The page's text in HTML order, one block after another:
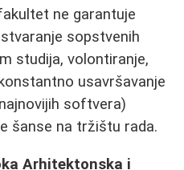
ne garantuje
sopstvenih
studija, volontiranje,
usavršavanje
softvera)
šanse na tržištu rada.
Arhitektonska i